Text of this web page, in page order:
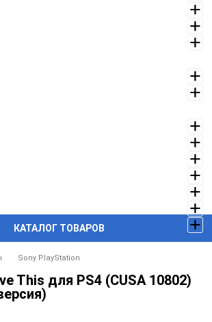
КАТАЛОГ ТОВАРОВ
Sony PlayStation
This для PS4 (CUSA 10802)